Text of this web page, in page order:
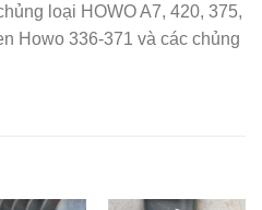
loại HOWO A7, 420, 375,
Howo 336-371 và các chủng